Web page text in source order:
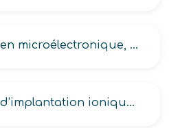
Opérateur en microélectronique, en nanaoélectronique
Opérateur d’implantation ionique en électronique